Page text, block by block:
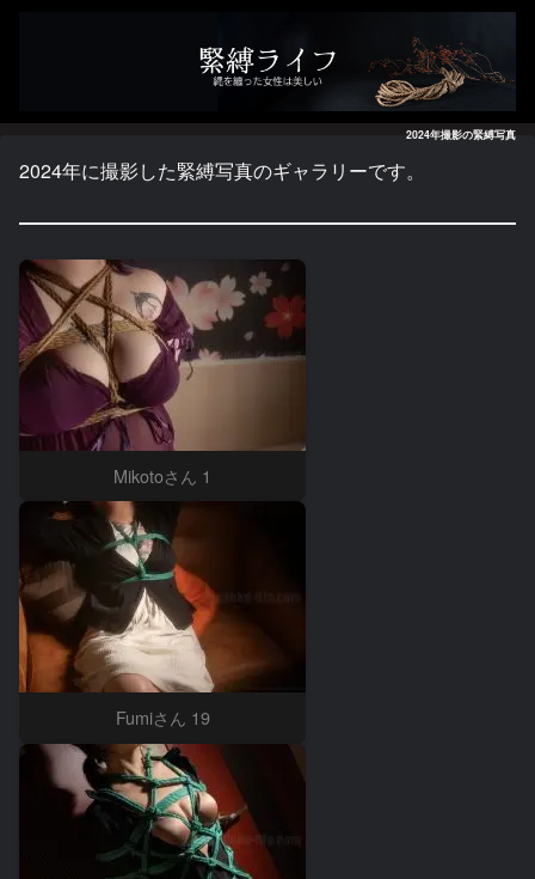
2024年撮影の緊縛写真
2024年に撮影した緊縛写真のギャラリーです。
Mikotoさん 1
Fumiさん 19